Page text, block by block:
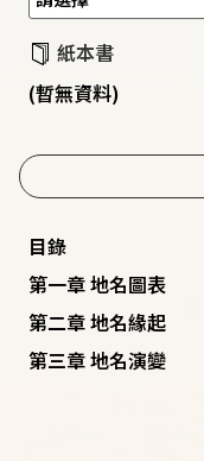
紙本書
(暫無資料)
目錄
第一章 地名圖表
第二章 地名緣起
第三章 地名演變